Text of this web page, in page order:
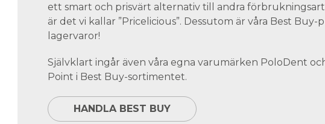
ett smart och prisvärt alternativ till andra
är det vi kallar ”Pricelicious”. Dessutom är våra Best
lagervaror!
Självklart ingår även våra egna varumärken PoloDent
Point i Best Buy-sortimentet.
HANDLA BEST BUY